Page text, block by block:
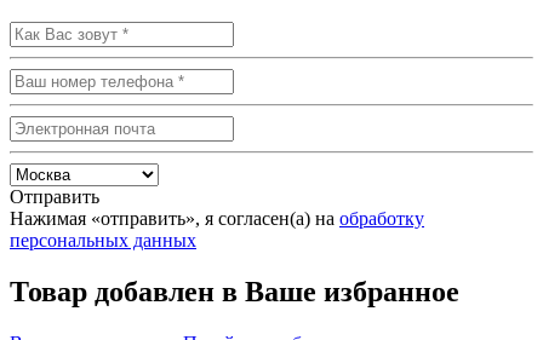
Отправить
Нажимая «отправить», я согласен(а) на обработку
персональных данных
Товар добавлен в Ваше избранное